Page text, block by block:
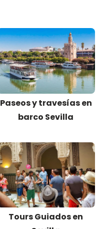
Paseos y travesías en
barco Sevilla
Tours Guiados en